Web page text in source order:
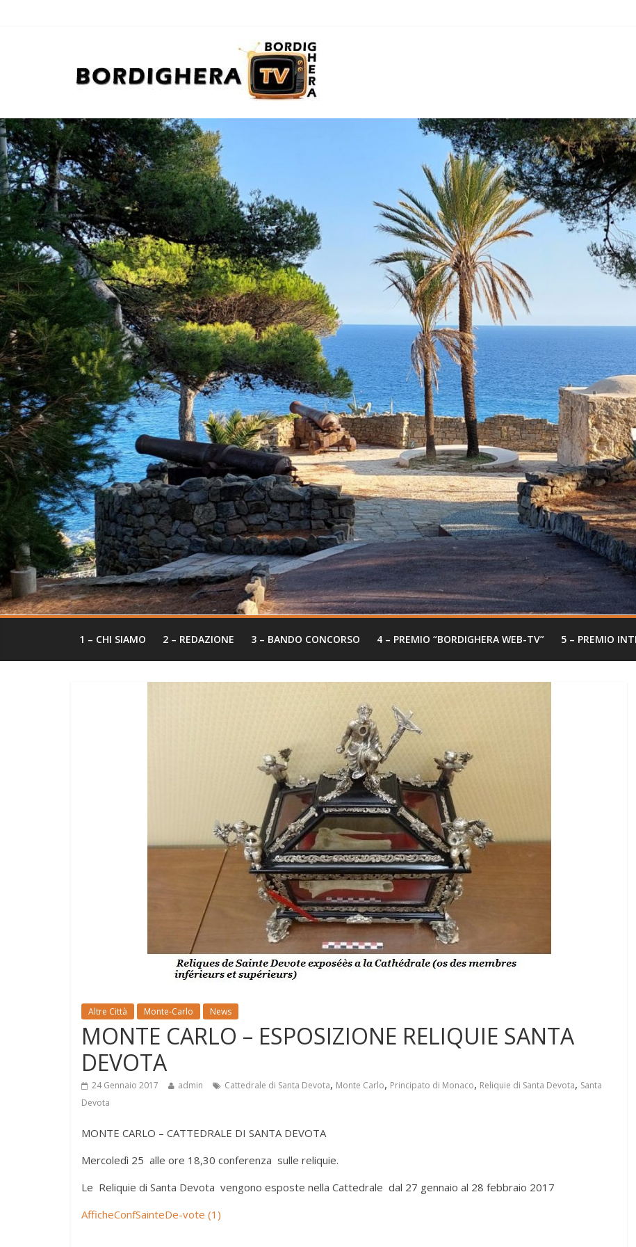
1 – CHI SIAMO 2 – REDAZIONE 3 – BANDO CONCORSO 4 – PREMIO “BORDIGHERA WEB-TV” 5 – PREMIO
Altre Città Monte-Carlo News
MONTE CARLO – ESPOSIZIONE RELIQUIE SANTA
DEVOTA
24 Gennaio 2017 admin Cattedrale di Santa Devota, Monte Carlo, Principato di Monaco, Reliquie di Santa Devota, Santa
Devota
MONTE CARLO – CATTEDRALE DI SANTA DEVOTA
Mercoledì 25 alle ore 18,30 conferenza sulle reliquie.
Le Reliquie di Santa Devota vengono esposte nella Cattedrale dal 27 gennaio al 28 febbraio 2017
AfficheConfSainteDe-vote (1)